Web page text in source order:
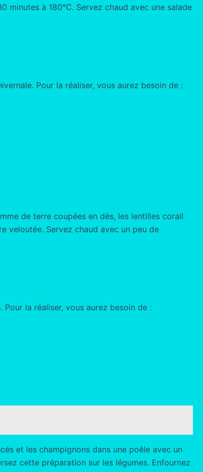
minutes à 180°C. Servez chaud avec une salade
Pour la réaliser, vous aurez besoin de :
de terre coupées en dés, les lentilles corail
veloutée. Servez chaud avec un peu de
la réaliser, vous aurez besoin de :
et les champignons dans une poêle avec un
cette préparation sur les légumes. Enfournez